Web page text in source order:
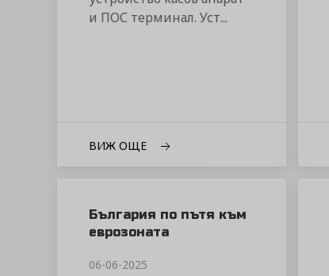
и ПОС терминал. Уст...
ВИЖ ОЩЕ
България по пътя към
еврозоната
06-06-2025